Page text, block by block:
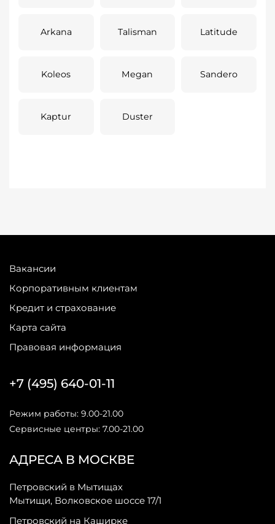
Arkana Talisman Latitude
Koleos Megan Sandero
Kaptur Duster
Вакансии
Корпоративным клиентам
Кредит и страхование
Карта сайта
Правовая информация
АДРЕСА В МОСКВЕ
Петровский в Мытищах
Мытищи, Волковское шоссе 17/1
Петровский на Каширке
+7 (495) 640-01-11
Режим работы: 9.00-21.00
Сервисные центры: 7.00-21.00